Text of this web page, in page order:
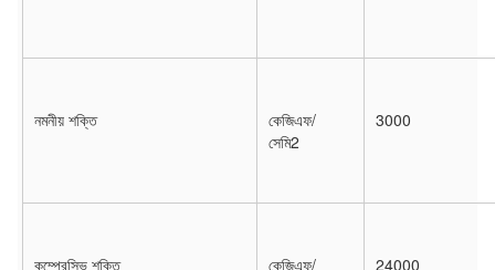
নমনীয় শক্তি
কেজিএফ/
সেমি2
3000
কম্প্রেসিভ শক্তি
কেজিএফ/
24000